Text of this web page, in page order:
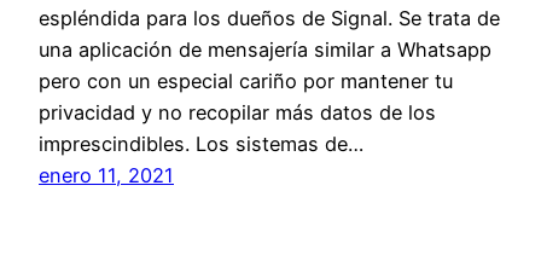
espléndida para los dueños de Signal. Se trata de
una aplicación de mensajería similar a Whatsapp
pero con un especial cariño por mantener tu
privacidad y no recopilar más datos de los
imprescindibles. Los sistemas de…
enero 11, 2021